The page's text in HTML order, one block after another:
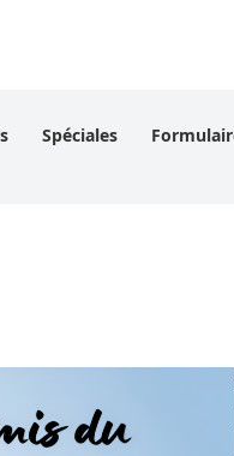
Spéciales